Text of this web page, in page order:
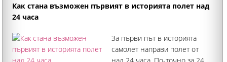
забрана кандидатът да комуникира през официалните
канали на ФИФА
Как стана възможен първият в историята полет над
24 часа
За първи път в историята
самолет направи полет от